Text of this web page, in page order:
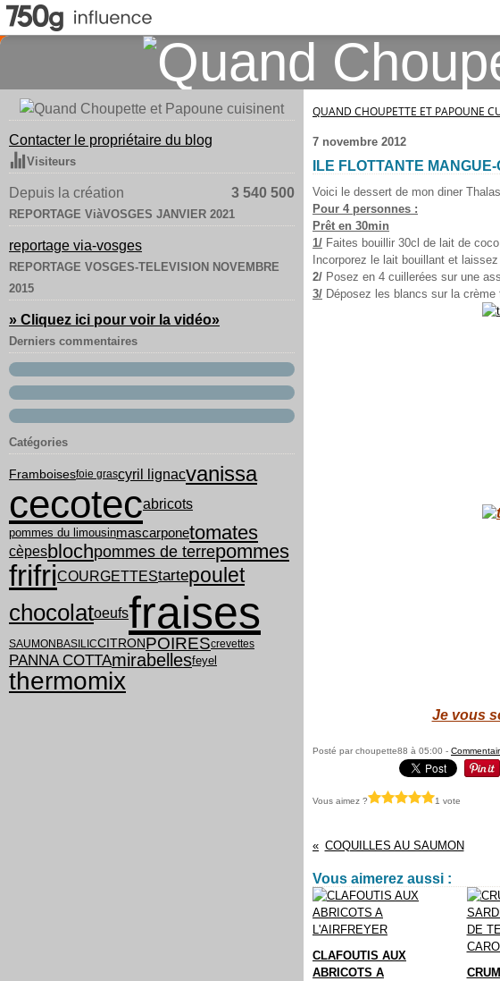
Contacter le propriétaire du blog
Visiteurs
Depuis la création 3 540 500
REPORTAGE ViàVOSGES JANVIER 2021
reportage via-vosges
REPORTAGE VOSGES-TELEVISION NOVEMBRE
2015
» Cliquez ici pour voir la vidéo»
Derniers commentaires
Catégories
Framboisesfoie grascyril lignacvanissa
cecotecabricots
pommes du limousinmascarponetomates
cèpesblochpommes de terrepommes
frifriCOURGETTEStartepoulet
chocolatoeufsfraises
SAUMONBASILICCITRON POIREScrevettes
PANNA COTTAmirabellesfeyel
thermomix
QUAND CHOUPETTE ET PAPOUNE
7 novembre 2012
ILE FLOTTANTE
Voici le dessert de mon diner
Pour 4 personnes :
Prêt en 30min
1/ Faites bouillir 30cl de lait de
Incorporez le lait bouillant et
2/ Posez en 4 cuillerées sur une
3/ Déposez les blancs sur la
Je vous
Posté par choupette88 à 05:00 -
Vous aimez ? 1 vote
COQUILLES AU SAUMON
Vous aimerez aussi :
CLAFOUTIS AUX
ABRICOTS A